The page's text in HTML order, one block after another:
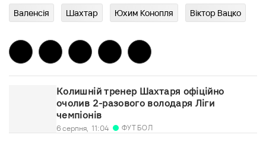
Валенсія Шахтар Юхим Конопля Віктор Вацко
Колишній тренер Шахтаря офіційно
очолив 2-разового володаря Ліги
чемпіонів
6 серпня, 11:04 ФУТБОЛ